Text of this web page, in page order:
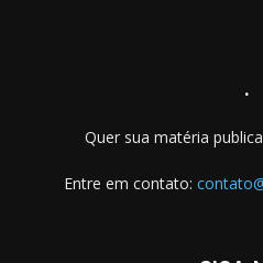
.
Quer sua matéria
Entre em contato: